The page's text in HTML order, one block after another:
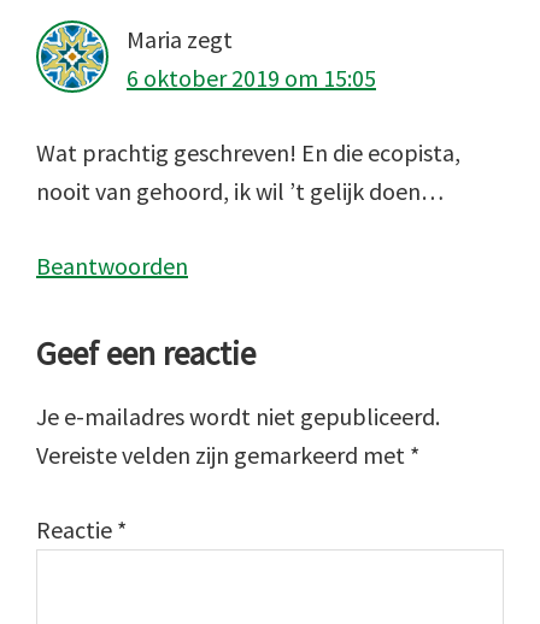
Maria zegt
6 oktober 2019 om 15:05
Wat prachtig geschreven! En die ecopista,
nooit van gehoord, ik wil ’t gelijk doen…
Beantwoorden
Geef een reactie
Je e-mailadres wordt niet gepubliceerd.
Vereiste velden zijn gemarkeerd met *
Reactie *